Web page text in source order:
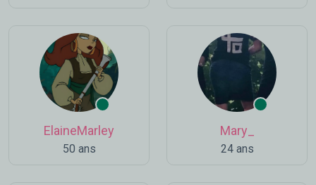
ElaineMarley
50 ans
Mary_
24 ans